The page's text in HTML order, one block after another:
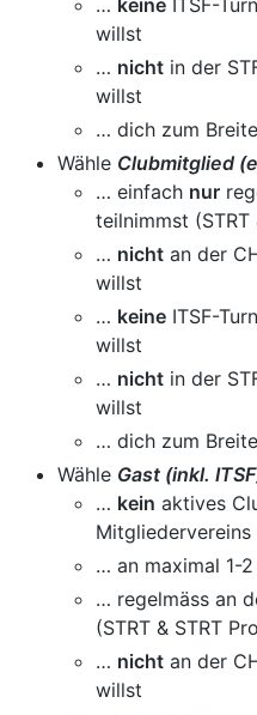
… keine ITSF-
willst
… nicht in der
willst
… dich zum
Wähle Clubmitglied
… einfach nur
teilnimmst (STRT
… nicht an der
willst
… keine ITSF-
willst
… nicht in der
willst
… dich zum
Wähle Gast (inkl.
… kein aktives
Mitgliedervereins
… an maximal 1-
… regelmäss an
(STRT & STRT
… nicht an der
willst